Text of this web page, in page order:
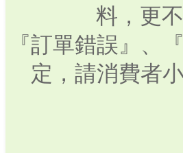
料，更
『訂單錯誤』、
定，請消費者